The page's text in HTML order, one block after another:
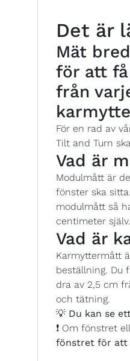
Det är
Mät
för att
från
För en rad av
Tilt and Turn
Vad är
Modulmått är
fönster ska
modulmått så
centimeter själv.
Vad är
Karmyttermått
beställning. Du
dra av 2,5 cm
och tätning.
💡 Du kan se
❗ Om fönstret
fönstret för att